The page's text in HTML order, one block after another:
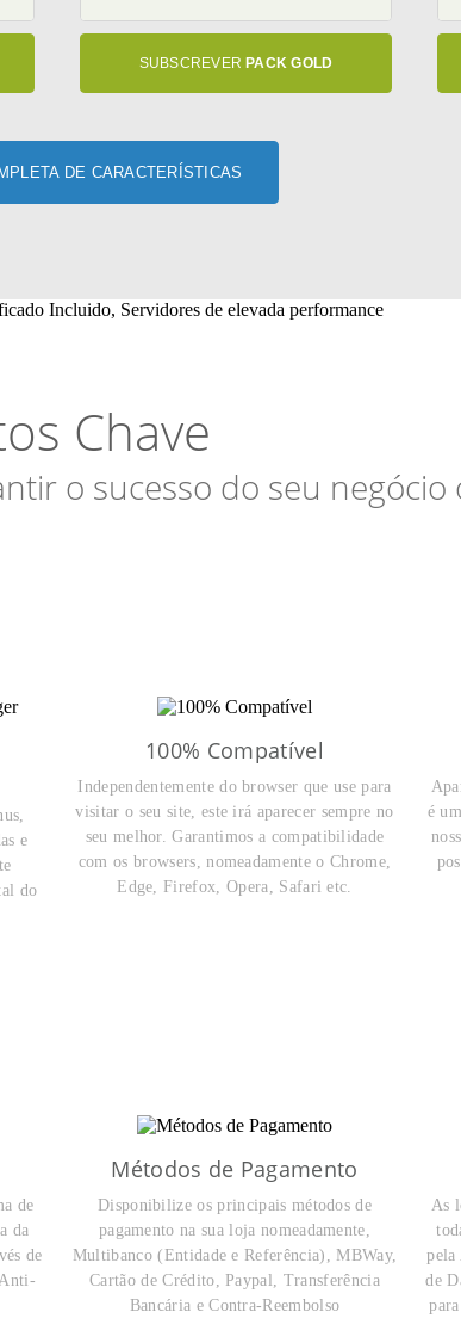
SUBSCREVER PACK GOLD
DE CARACTERÍSTICAS
Chave
o sucesso do seu negócio
e
do
100% Compatível
Independentemente do browser que use para
visitar o seu site, este irá aparecer sempre no
seu melhor. Garantimos a compatibilidade
com os browsers, nomeadamente o Chrome,
Edge, Firefox, Opera, Safari etc.
é
de
da
de
Métodos de Pagamento
Disponibilize os principais métodos de
pagamento na sua loja nomeadamente,
Multibanco (Entidade e Referência), MBWay,
Cartão de Crédito, Paypal, Transferência
Bancária e Contra-Reembolso
As
pela
de